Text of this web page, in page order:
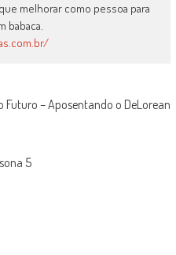
melhorar como pessoa para
babaca.
Futuro – Aposentando o DeLorean
5